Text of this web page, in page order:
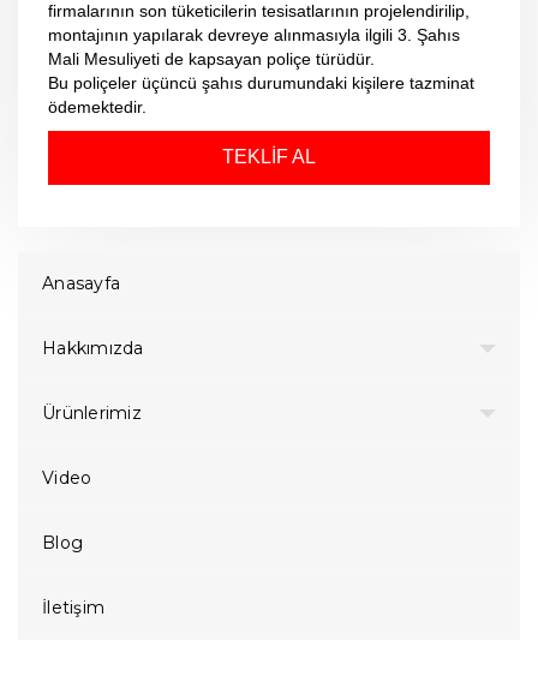
firmalarının son tüketicilerin tesisatlarının projelendirilip,
montajının yapılarak devreye alınmasıyla ilgili 3. Şahıs
Mali Mesuliyeti de kapsayan poliçe türüdür.
Bu poliçeler üçüncü şahıs durumundaki kişilere tazminat
ödemektedir.
TEKLİF AL
Anasayfa
Hakkımızda
Ürünlerimiz
Video
Blog
İletişim